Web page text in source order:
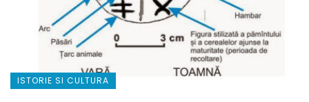
ISTORIE SI CULTURA